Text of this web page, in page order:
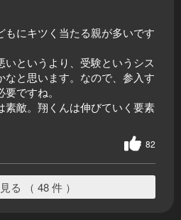
もにキツく当たる親が多いです
いというより、受験というシス
なと思います。なので、参入す
ですね。
素敵。翔くんは伸びていく要素
82
る （ 48 件 ）